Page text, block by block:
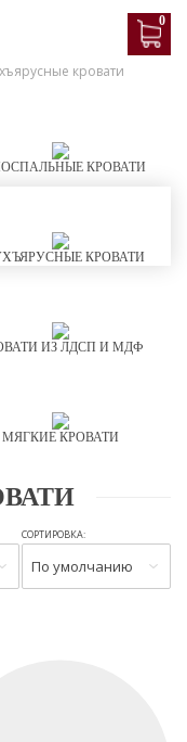
0
кровати
КРОВАТИ
КРОВАТИ
ИЗ ЛДСП И МДФ
МЯГКИЕ КРОВАТИ
СОРТИРОВКА:
По умолчанию